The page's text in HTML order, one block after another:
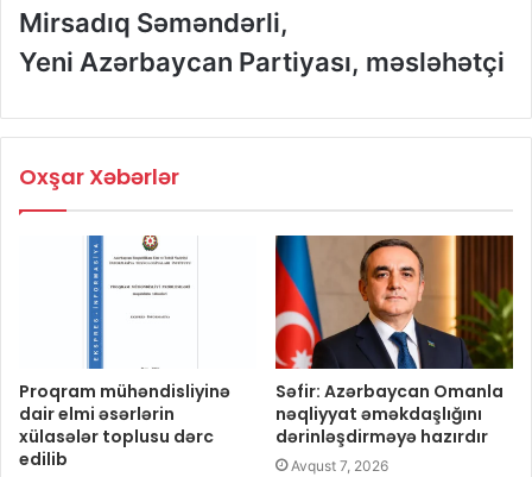
Mirsadıq Səməndərli,
Yeni Azərbaycan Partiyası, məsləhətçi
Oxşar Xəbərlər
Proqram mühəndisliyinə
dair elmi əsərlərin
xülasələr toplusu dərc
edilib
Səfir: Azərbaycan Omanla
nəqliyyat əməkdaşlığını
dərinləşdirməyə hazırdır
Avqust 7, 2026